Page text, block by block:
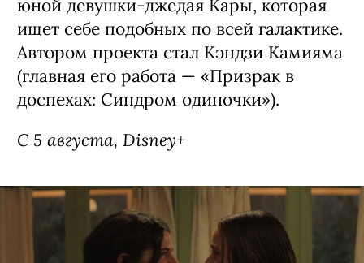
юной девушки-джедая Кары, которая
ищет себе подобных по всей галактике.
Автором проекта стал Кэндзи Камияма
(главная его работа — «Призрак в
доспехах: Синдром одиночки»).
С 5 августа, Disney+